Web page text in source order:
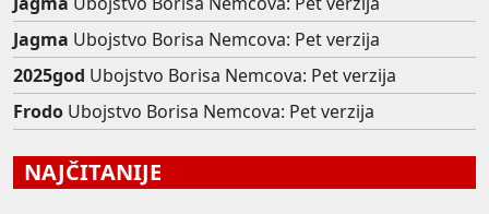
Jagma Ubojstvo Borisa Nemcova: Pet verzija
2025god Ubojstvo Borisa Nemcova: Pet verzija
Frodo Ubojstvo Borisa Nemcova: Pet verzija
NAJČITANIJE